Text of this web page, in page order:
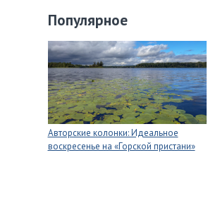
Популярное
Авторские колонки: Идеальное
воскресенье на «Горской пристани»